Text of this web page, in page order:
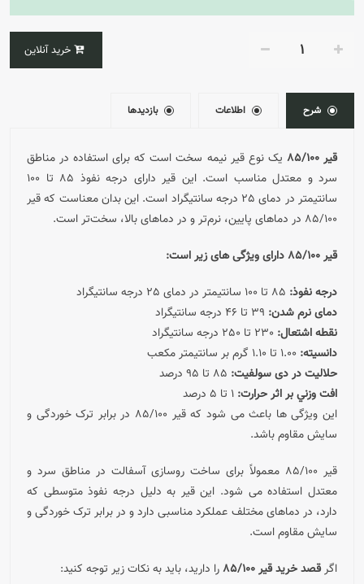
خرید آنلاین
شرح اطلاعات بازدیدها
قیر 85/100
یک نوع قیر نیمه سخت است که برای استفاده در مناطق
سرد و معتدل مناسب است. این قیر دارای درجه نفوذ 85 تا 100
سانتیمتر در دمای 25 درجه سانتیگراد است. این بدان معناست که قیر
85/100 در دماهای پایین، نرم‌تر و در دماهای بالا، سخت‌تر است.
قیر 85/100 دارای ویژگی های زیر است:
درجه نفوذ:
دمای نرم شدن:
نقطه اشتعال:
دانسیته:
حلالیت در دی سولفیت:
افت وزني بر اثر حرارت:
این ویژگی ها باعث می شود که قیر 85/100 در برابر ترک خوردگی و
سایش مقاوم باشد.
قیر 85/100 معمولاً برای ساخت روسازی آسفالت در مناطق سرد و
معتدل استفاده می شود. این قیر به دلیل درجه نفوذ متوسطی که
دارد، در دماهای مختلف عملکرد مناسبی دارد و در برابر ترک خوردگی و
سایش مقاوم است.
اگرقصد خرید قیر 85/100 را دارید، باید به نکات زیر توجه کنید: